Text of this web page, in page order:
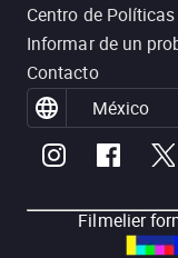
Centro de Políticas
Informar de un
Contacto
México
Filmelier